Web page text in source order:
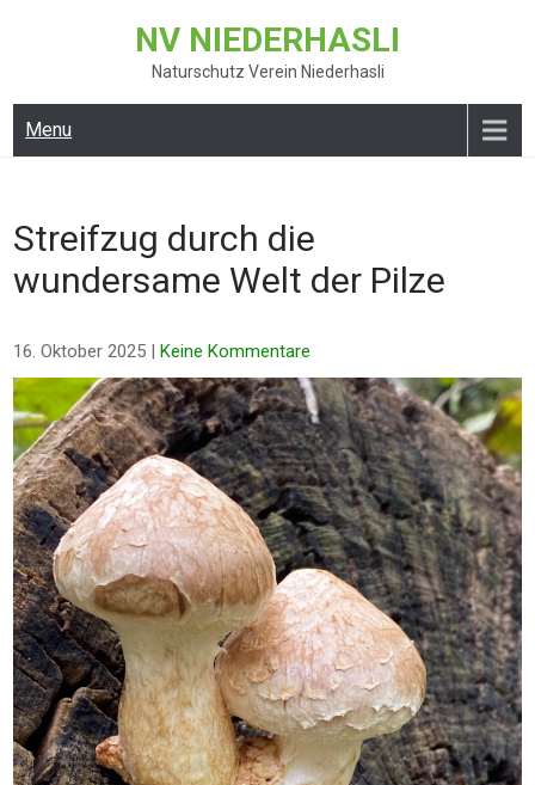
NV NIEDERHASLI
Naturschutz Verein Niederhasli
Menu
Streifzug durch die
wundersame Welt der Pilze
16. Oktober 2025 |Keine Kommentare